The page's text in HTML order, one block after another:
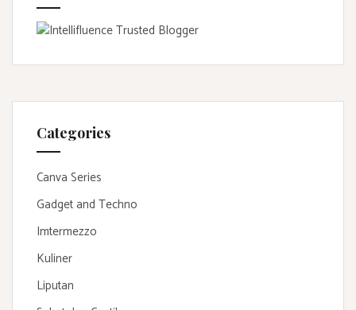
Categories
Canva Series
Gadget and Techno
Imtermezzo
Kuliner
Liputan